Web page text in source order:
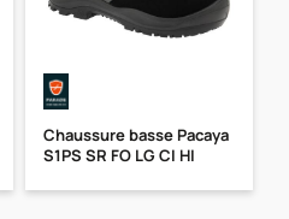
Chaussure basse Pacaya
S1PS SR FO LG CI HI